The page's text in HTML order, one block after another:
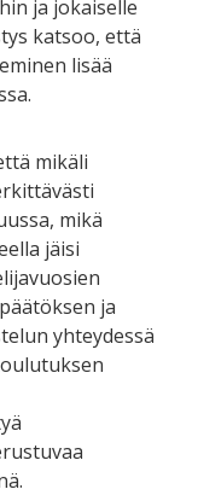
ja jokaiselle
katsoo, että
lisää
mikäli
mikä
jäisi
ja
yhteydessä